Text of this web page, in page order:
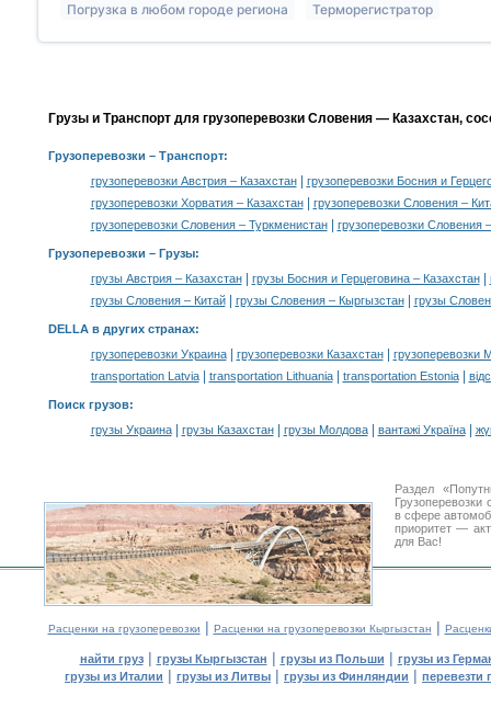
Погрузка в любом городе региона Терморегистратор
Грузы и Транспорт для грузоперевозки Словения — Казахстан,
Грузоперевозки – Транспорт:
грузоперевозки Австрия – Казахстан|
грузоперевозки Босния и
грузоперевозки Хорватия – Казахстан|
грузоперевозки Словения –
грузоперевозки Словения – Туркменистан| грузоперевозки Словения
Грузоперевозки – Грузы:
грузы Австрия – Казахстан| грузы Босния и Герцеговина – Казахстан|
грузы Словения – Китай| грузы Словения – Кыргызстан| грузы
DELLA в других странах:
грузоперевозки Украина| грузоперевозки Казахстан|
грузоперевозки
transportation Latvia| transportation Lithuania| transportation Estonia|
Поиск грузов:
грузы Украина| грузы Казахстан| грузы Молдова| вантажі Україна|
Раздел
в сфере
приоритет —
для Вас!
Расценки на грузоперевозки | Расценки на грузоперевозки Кыргызстан |
найти груз| грузы Кыргызстан | грузы из Польши | грузы из
грузы из Италии | грузы из Литвы | грузы из Финляндии | перевезти